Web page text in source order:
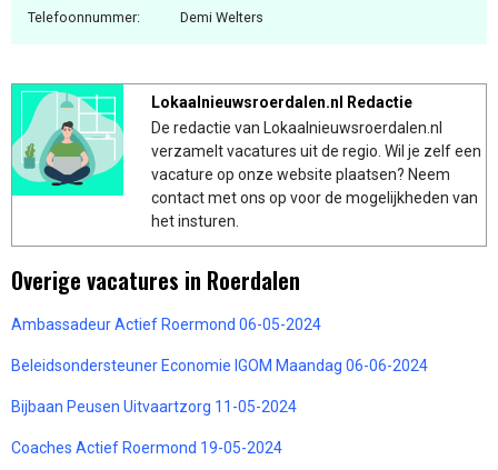
Telefoonnummer: Demi Welters
Lokaalnieuwsroerdalen.nl Redactie
De redactie van Lokaalnieuwsroerdalen.nl
verzamelt vacatures uit de regio. Wil je zelf een
vacature op onze website plaatsen? Neem
contact met ons op voor de mogelijkheden van
het insturen.
Overige vacatures in Roerdalen
Ambassadeur Actief Roermond 06-05-2024
Beleidsondersteuner Economie IGOM Maandag 06-06-2024
Bijbaan Peusen Uitvaartzorg 11-05-2024
Coaches Actief Roermond 19-05-2024